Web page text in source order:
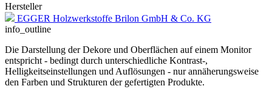
Hersteller
EGGER Holzwerkstoffe Brilon GmbH & Co. KG
info_outline
Die Darstellung der Dekore und Oberflächen auf einem Monitor
entspricht - bedingt durch unterschiedliche Kontrast-,
Helligkeitseinstellungen und Auflösungen - nur annäherungsweise
den Farben und Strukturen der gefertigten Produkte.